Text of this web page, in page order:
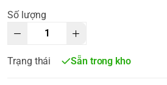
Số lượng
Trạng thái Sẵn trong kho